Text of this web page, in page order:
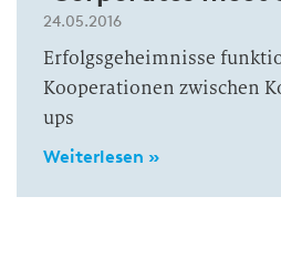
24.05.2016
Erfolgsgeheimnisse
Kooperationen zwischen
ups
Weiterlesen »